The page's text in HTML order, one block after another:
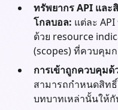
ทรัพยากร API และ
โกลบอล: แต่ละ
ด้วย resource
(scopes) ที่ควบคุมก
การเข้าถูกควบคุม
สามารถกำหนดสิท
บทบาทเหล่านั้นให้